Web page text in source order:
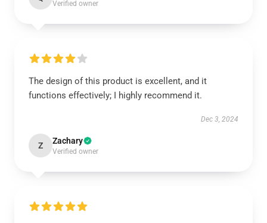
Verified owner
The design of this product is excellent, and it
functions effectively; I highly recommend it.
Dec 3, 2024
Z Zachary
Verified owner